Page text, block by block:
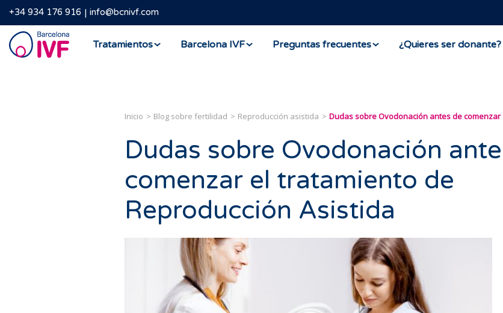
+34 934 176 916 info@bcnivf.com
Barcelona
IVF
Tratamientos Barcelona IVF Preguntas frecuentes ¿Quieres ser donante?
Inicio Blog sobre fertilidad Reproducción asistida Dudas sobre Ovodonación antes de
Dudas sobre Ovodonación
comenzar el tratamiento de
Reproducción Asistida